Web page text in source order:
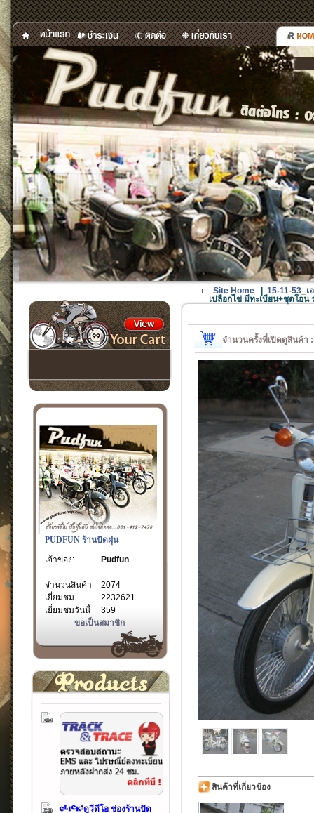
PUDFUN ร้านปัดฝุ่น
เจ้าของ:
Pudfun
จำนวนสินค้า
2074
เยี่ยมชม
2232621
เยี่ยมชมวันนี้
359
ขอเป็นสมาชิก
ดูวีดีโอ ช่องร้านปัด
Site Home| 15-11-53_เ
เปลือกไข่ มีทะเบียน+ชุดโอน
จำนวนครั้งที่เปิดดูสินค้า
สินค้าที่เกี่ยวข้อง